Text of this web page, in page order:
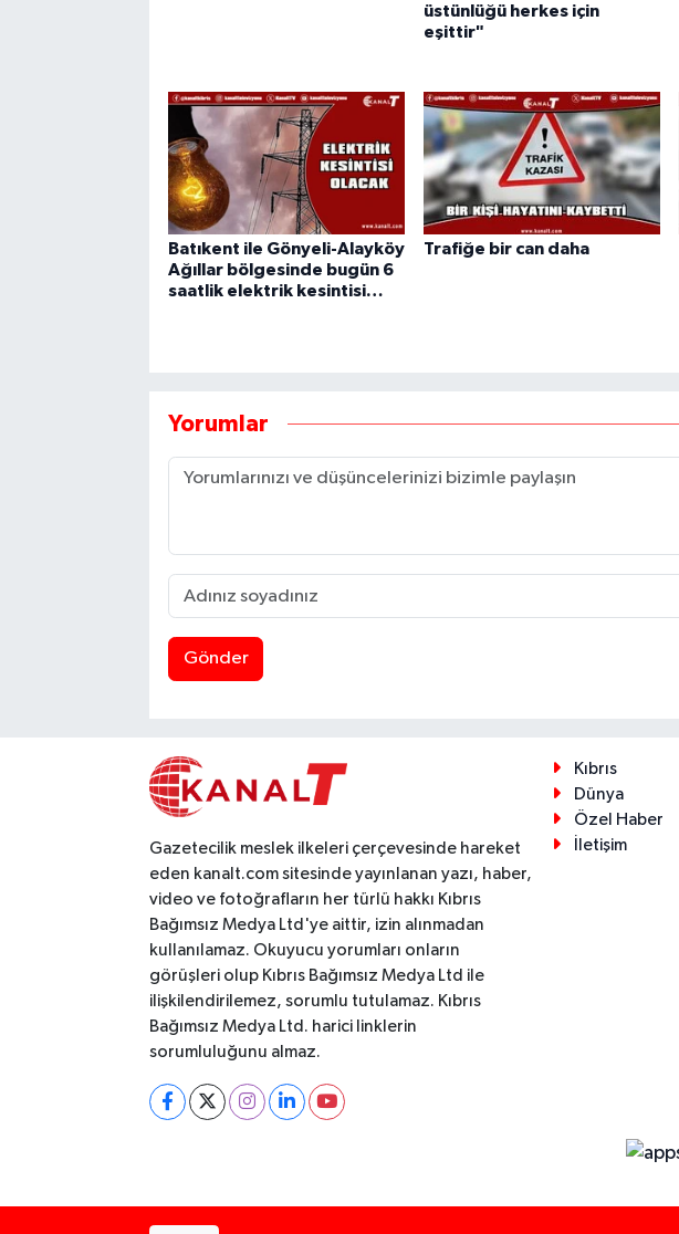
üstünlüğü herkes için
eşittir"
Batıkent ile Gönyeli-Alayköy
Ağıllar bölgesinde bugün 6
saatlik elektrik kesintisi…
Trafiğe bir can daha
Yorumlar
Gönder
Gazetecilik meslek ilkeleri çerçevesinde hareket
eden kanalt.com sitesinde yayınlanan yazı, haber,
video ve fotoğrafların her türlü hakkı Kıbrıs
Bağımsız Medya Ltd'ye aittir, izin alınmadan
kullanılamaz. Okuyucu yorumları onların
görüşleri olup Kıbrıs Bağımsız Medya Ltd ile
ilişkilendirilemez, sorumlu tutulamaz. Kıbrıs
Bağımsız Medya Ltd. harici linklerin
sorumluluğunu almaz.
Kıbrıs
Dünya
Özel Haber
İletişim